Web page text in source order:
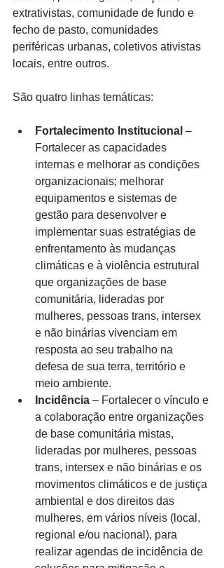
extrativistas, comunidade de fundo e
fecho de pasto, comunidades
periféricas urbanas, coletivos ativistas
locais, entre outros.
São quatro linhas temáticas:
Fortalecimento Institucional –
Fortalecer as capacidades
internas e melhorar as condições
organizacionais; melhorar
equipamentos e sistemas de
gestão para desenvolver e
implementar suas estratégias de
enfrentamento às mudanças
climáticas e à violência estrutural
que organizações de base
comunitária, lideradas por
mulheres, pessoas trans, intersex
e não binárias vivenciam em
resposta ao seu trabalho na
defesa de sua terra, território e
meio ambiente.
Incidência – Fortalecer o vínculo e
a colaboração entre organizações
de base comunitária mistas,
lideradas por mulheres, pessoas
trans, intersex e não binárias e os
movimentos climáticos e de justiça
ambiental e dos direitos das
mulheres, em vários níveis (local,
regional e/ou nacional), para
realizar agendas de incidência de